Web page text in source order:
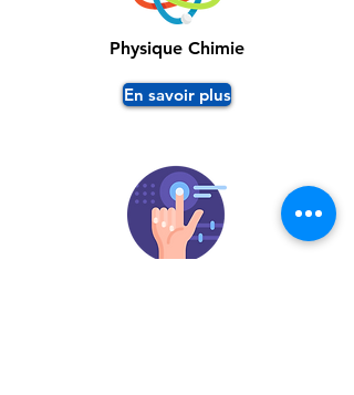
Physique Chimie
En savoir plus